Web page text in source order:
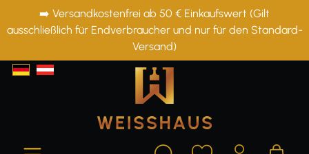
springen
➡️ Versandkostenfrei ab 50 € Einkaufswert (Gilt
ausschließlich für Endverbraucher und nur für den Standard-
Versand)